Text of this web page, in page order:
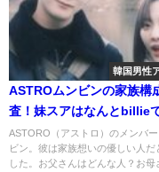
韓国男性
ASTROムンビンの家族構
査！妹スアはなんとbillie
中！
ASTORO（アストロ）のメンバ
ビン。彼は家族想いの優しい人だ
した。お父さんはどんな人？お母